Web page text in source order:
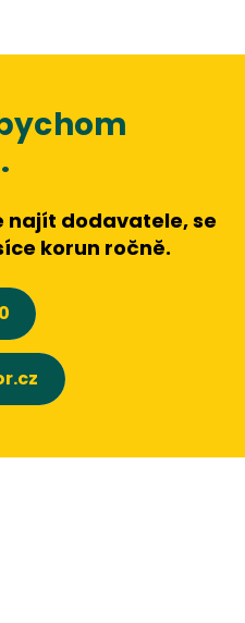
najít dodavatele, se
korun ročně.